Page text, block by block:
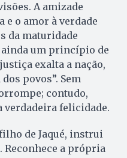
A amizade
e o amor à verdade
da maturidade
um princípio de
exalta a nação,
povos”. Sem
contudo,
verdadeira felicidade.
de Jaqué, instrui
Reconhece a própria